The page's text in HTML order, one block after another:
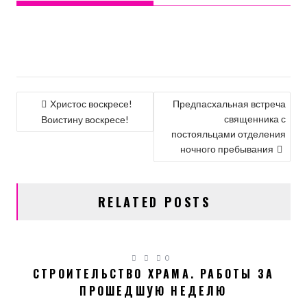
НАВИГАЦИЯ
Христос воскресе!
Воистину воскресе!
Предпасхальная встреча
священника с
постояльцами отделения
ночного пребывания
RELATED POSTS
0
СТРОИТЕЛЬСТВО ХРАМА. РАБОТЫ ЗА
ПРОШЕДШУЮ НЕДЕЛЮ